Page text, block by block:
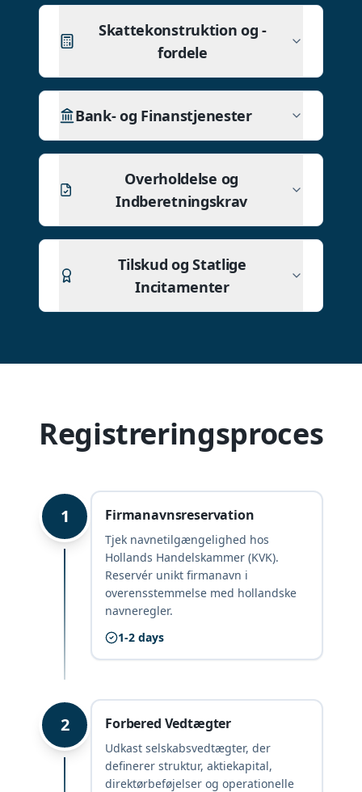
Skattekonstruktion og -
fordele
Bank- og Finanstjenester
Overholdelse og
Indberetningskrav
Tilskud og Statlige
Incitamenter
Registreringsproces
1 Firmanavnsreservation
Tjek navnetilgængelighed hos
Hollands Handelskammer (KVK).
Reservér unikt firmanavn i
overensstemmelse med hollandske
navneregler.
1-2 days
2 Forbered Vedtægter
Udkast selskabsvedtægter, der
definerer struktur, aktiekapital,
direktørbeføjelser og operationelle